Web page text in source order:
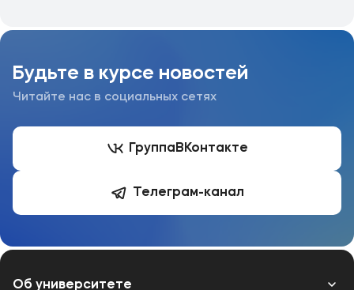
Будьте в курсе новостей
Читайте нас в социальных сетях
Группа ВКонтакте
Телеграм-канал
Об университете